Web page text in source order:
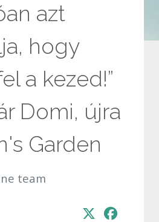
azt
hogy
a kezed!”
Domi, újra
Garden
team